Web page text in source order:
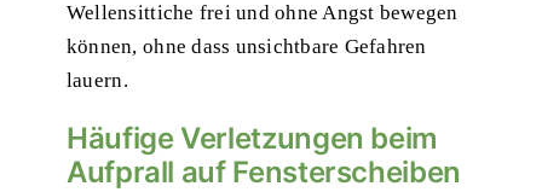
Wellensittiche frei und ohne Angst bewegen
können, ohne dass unsichtbare Gefahren
lauern.
Häufige Verletzungen beim
Aufprall auf Fensterscheiben